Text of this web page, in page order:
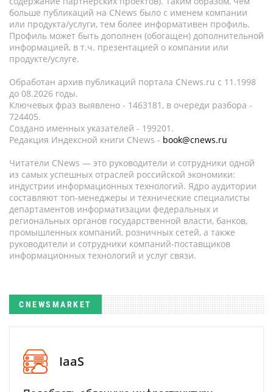
больше публикаций на CNews было с именем компании
или продукта/услуги, тем более информативен профиль.
Профиль может быть дополнен (обогащен) дополнительной
информацией, в т.ч. презентацией о компании или
продукте/услуге.
Обработан архив публикаций портала CNews.ru c 11.1998
до 08.2026 годы.
Ключевых фраз выявлено - 1463181, в очереди разбора -
724405.
Создано именных указателей - 199201.
Редакция Индексной книги CNews - book@cnews.ru
Читатели CNews — это руководители и сотрудники одной
из самых успешных отраслей российской экономики:
индустрии информационных технологий. Ядро аудитории
составляют топ-менеджеры и технические специалисты
департаментов информатизации федеральных и
региональных органов государственной власти, банков,
промышленных компаний, розничных сетей, а также
руководители и сотрудники компаний-поставщиков
информационных технологий и услуг связи.
CNEWSMARKET
IaaS